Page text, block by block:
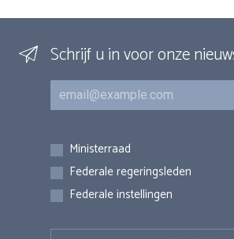
Schrijf u in voor onze
E-mail
Inschrijvingen
Ministerraad
Federale regeringsleden
Federale instellingen